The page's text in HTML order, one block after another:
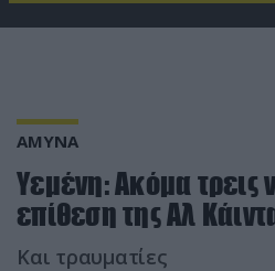
ΑΜΥΝΑ
Υεμένη: Ακόμα τρεις
επίθεση της Αλ
Και τραυματίες